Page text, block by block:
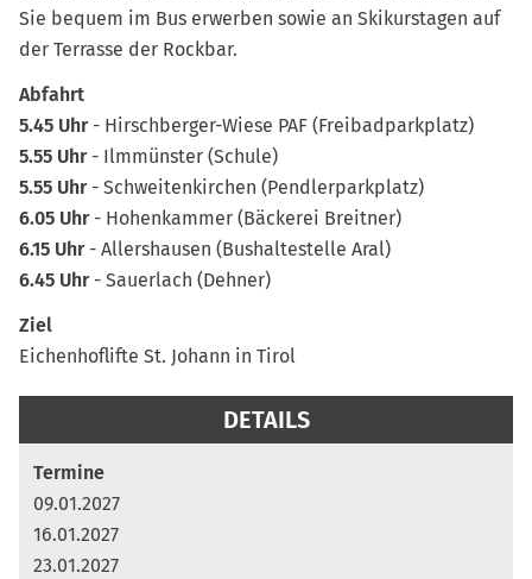
Sie bequem im Bus erwerben sowie an Skikurstagen auf
der Terrasse der Rockbar.
Abfahrt
5.45 Uhr- Hirschberger-Wiese PAF (Freibadparkplatz)
5.55 Uhr- Ilmmünster (Schule)
5.55 Uhr- Schweitenkirchen (Pendlerparkplatz)
6.05 Uhr- Hohenkammer (Bäckerei Breitner)
6.15 Uhr- Allershausen (Bushaltestelle Aral)
6.45 Uhr- Sauerlach (Dehner)
Ziel
Eichenhoflifte St. Johann in Tirol
Termine
09.01.2027
16.01.2027
23.01.2027